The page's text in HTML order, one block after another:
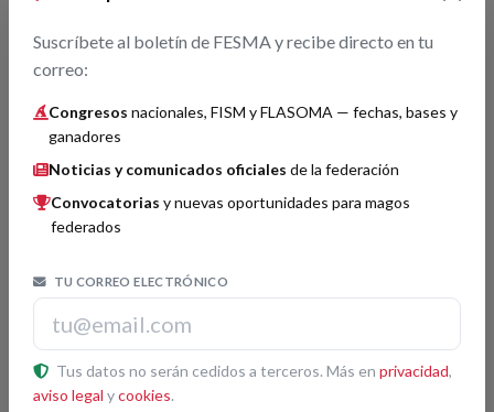
3
Acto: Mental Pad
Magia Cómica
2
Magic Jose
Acto: E-vidente
Magia de Salón
Magic Jose
Acto: Baraja en la Botella
Suscríbete al boletín de FESMA y recibe directo en tu
correo:
Congresos nacionales, FISM y FLASOMA — fechas, bases y
ganadores
Noticias y comunicados oficiales de la federación
Convocatorias y nuevas oportunidades para magos
federados
TU CORREO ELECTRÓNICO
Tus datos no serán cedidos a terceros. Más en privacidad,
aviso legal ycookies.